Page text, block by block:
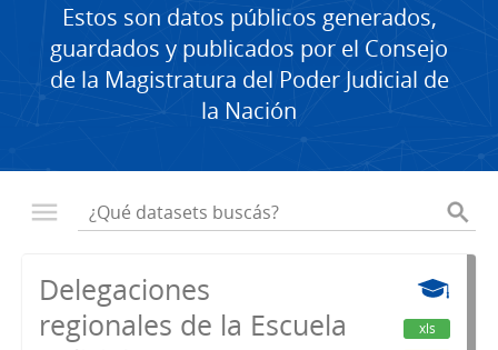
Estos son datos públicos generados,
guardados y publicados por el Consejo
de la Magistratura del Poder Judicial de
la Nación
Delegaciones
regionales de la Escuela
xls